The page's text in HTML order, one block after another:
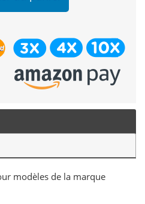
modèles de la marque